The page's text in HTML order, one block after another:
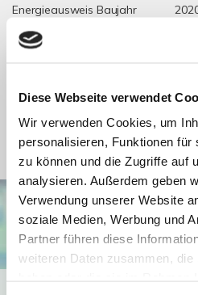
Diese Webseite verwendet
Wir verwenden Cookies, um
personalisieren, Funktionen für
zu können und die Zugriffe auf
analysieren. Außerdem geben
Verwendung unserer Website
soziale Medien, Werbung und
Partner führen diese
weiteren Daten zusammen, die
Energieausweis Baujahr
Energieausweis
Gebäudeart
Befeuerung